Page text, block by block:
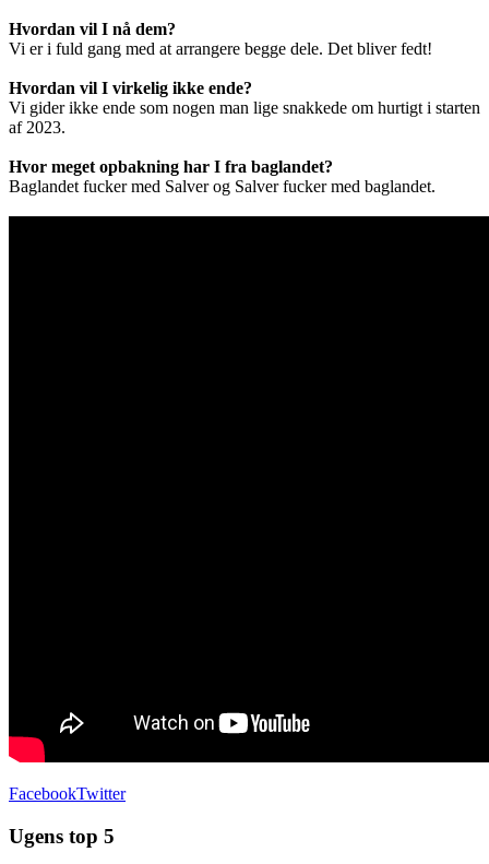
Hvordan vil I nå dem?
Vi er i fuld gang med at arrangere begge dele. Det bliver fedt!
Hvordan vil I virkelig ikke ende?
Vi gider ikke ende som nogen man lige snakkede om hurtigt i starten
af 2023.
Hvor meget opbakning har I fra baglandet?
Baglandet fucker med Salver og Salver fucker med baglandet.
FacebookTwitter
Ugens top 5